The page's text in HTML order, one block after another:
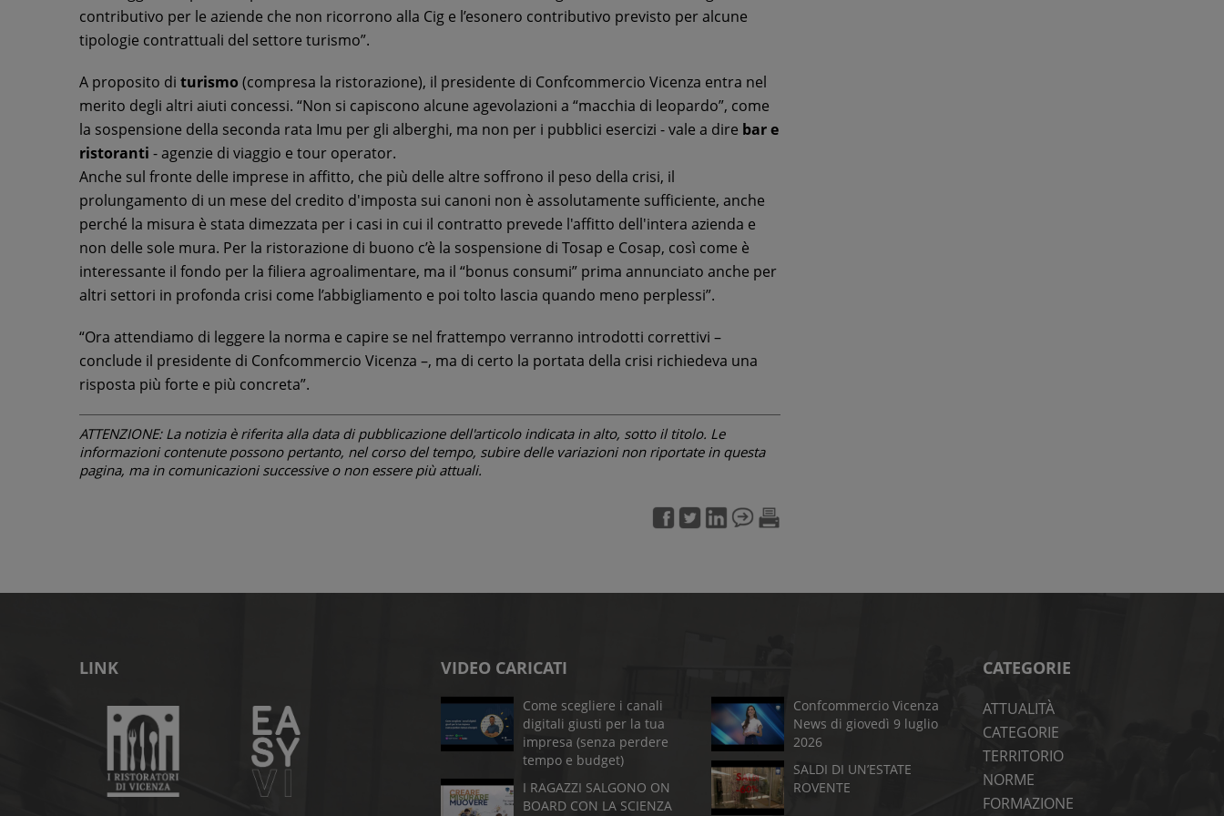
contributivo per le aziende che non ricorrono alla Cig e l’esonero contributivo previsto per alcune
tipologie contrattuali del settore turismo”.
A proposito di turismo (compresa la ristorazione), il presidente di Confcommercio Vicenza entra nel
merito degli altri aiuti concessi. “Non si capiscono alcune agevolazioni a “macchia di leopardo”, come
la sospensione della seconda rata Imu per gli alberghi, ma non per i pubblici esercizi - vale a dire bar e
ristoranti - agenzie di viaggio e tour operator.
Anche sul fronte delle imprese in affitto, che più delle altre soffrono il peso della crisi, il
prolungamento di un mese del credito d'imposta sui canoni non è assolutamente sufficiente, anche
perché la misura è stata dimezzata per i casi in cui il contratto prevede l'affitto dell'intera azienda e
non delle sole mura. Per la ristorazione di buono c’è la sospensione di Tosap e Cosap, così come è
interessante il fondo per la filiera agroalimentare, ma il “bonus consumi” prima annunciato anche per
altri settori in profonda crisi come l’abbigliamento e poi tolto lascia quando meno perplessi”.
“Ora attendiamo di leggere la norma e capire se nel frattempo verranno introdotti correttivi –
conclude il presidente di Confcommercio Vicenza –, ma di certo la portata della crisi richiedeva una
risposta più forte e più concreta”.
ATTENZIONE: La notizia è riferita alla data di pubblicazione dell'articolo indicata in alto, sotto il titolo. Le
informazioni contenute possono pertanto, nel corso del tempo, subire delle variazioni non riportate in questa
pagina, ma in comunicazioni successive o non essere più attuali.
LINK CATEGORIE
ATTUALITÀ
CATEGORIE
TERRITORIO
NORME
FORMAZIONE
VIDEO CARICATI
Come scegliere i canali
digitali giusti per la tua
impresa (senza perdere
tempo e budget)
I RAGAZZI SALGONO ON
BOARD CON LA SCIENZA
Confcommercio Vicenza
News di giovedì 9 luglio
2026
SALDI DI UN’ESTATE
ROVENTE